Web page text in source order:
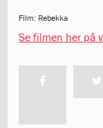
1.15:
Historie
1.16:
af
Film: Rebekka
Se filmen her på